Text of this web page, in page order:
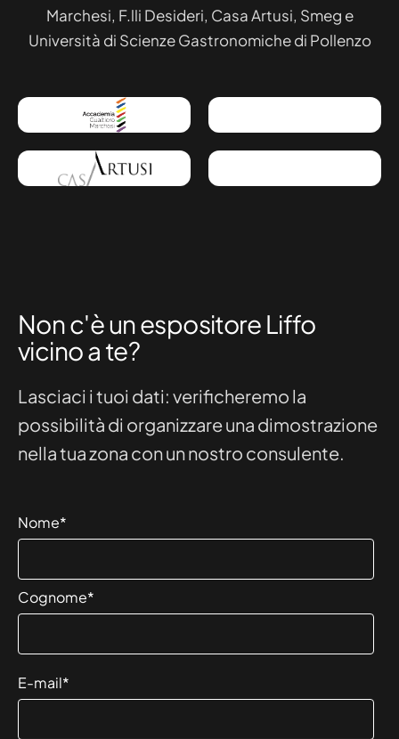
Marchesi, F.lli Desideri, Casa Artusi, Smeg e
Università di Scienze Gastronomiche di Pollenzo
Non c'è un espositore Liffo
vicino a te?
Lasciaci i tuoi dati: verificheremo la
possibilità di organizzare una dimostrazione
nella tua zona con un nostro consulente.
Nome*
Cognome*
E-mail*